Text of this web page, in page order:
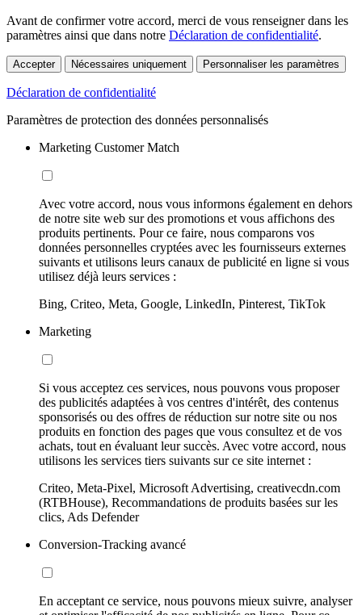
Avant de confirmer votre accord, merci de vous renseigner dans les
paramètres ainsi que dans notre Déclaration de confidentialité.
Accepter Nécessaires uniquement Personnaliser les paramètres
Déclaration de confidentialité
Paramètres de protection des données personnalisés
Marketing Customer Match
Avec votre accord, nous vous informons également en dehors
de notre site web sur des promotions et vous affichons des
produits pertinents. Pour ce faire, nous comparons vos
données personnelles cryptées avec les fournisseurs externes
suivants et utilisons leurs canaux de publicité en ligne si vous
utilisez déjà leurs services :
Bing, Criteo, Meta, Google, LinkedIn, Pinterest, TikTok
Marketing
Si vous acceptez ces services, nous pouvons vous proposer
des publicités adaptées à vos centres d'intérêt, des contenus
sponsorisés ou des offres de réduction sur notre site ou nos
produits en fonction des pages que vous consultez et de vos
achats, tout en évaluant leur succès. Avec votre accord, nous
utilisons les services tiers suivants sur ce site internet :
Criteo, Meta-Pixel, Microsoft Advertising, creativecdn.com
(RTBHouse), Recommandations de produits basées sur les
clics, Ads Defender
Conversion-Tracking avancé
En acceptant ce service, nous pouvons mieux suivre, analyser